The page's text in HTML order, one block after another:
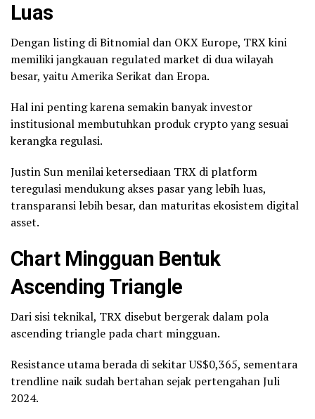
Luas
Dengan listing di Bitnomial dan OKX Europe, TRX kini
memiliki jangkauan regulated market di dua wilayah
besar, yaitu Amerika Serikat dan Eropa.
Hal ini penting karena semakin banyak investor
institusional membutuhkan produk crypto yang sesuai
kerangka regulasi.
Justin Sun menilai ketersediaan TRX di platform
teregulasi mendukung akses pasar yang lebih luas,
transparansi lebih besar, dan maturitas ekosistem digital
asset.
ChartMingguan Bentuk
Ascending Triangle
Dari sisi teknikal, TRX disebut bergerak dalam pola
ascending triangle pada chart mingguan.
Resistance utama berada di sekitar US$0,365, sementara
trendline naik sudah bertahan sejak pertengahan Juli
2024.